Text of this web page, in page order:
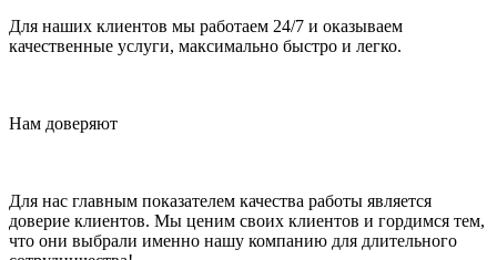
Для наших клиентов мы работаем 24/7 и оказываем
качественные услуги, максимально быстро и легко.
Нам доверяют
Для нас главным показателем качества работы является
доверие клиентов. Мы ценим своих клиентов и гордимся тем,
что они выбрали именно нашу компанию для длительного